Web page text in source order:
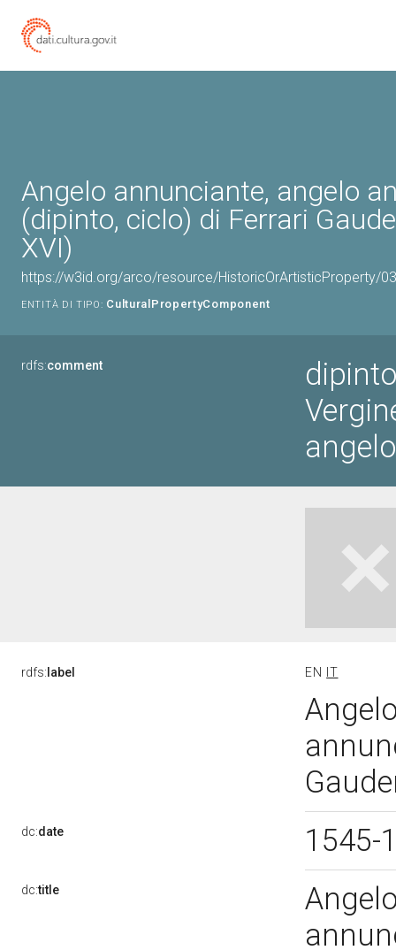
Angelo annunciante, angelo
(dipinto, ciclo) di Ferrari
XVI)
https://w3id.org/arco/resource/HistoricOrArtisticProperty/
ENTITÀ DI TIPO: CulturalPropertyComponent
rdfs:comment
rdfs: label EN IT
dc:date 1545-
dc:title